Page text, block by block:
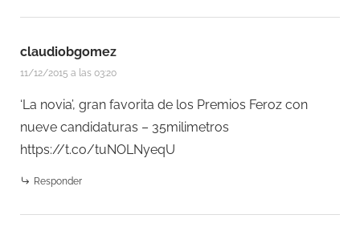
claudiobgomez
11/12/2015 a las 03:20
‘La novia’, gran favorita de los Premios Feroz con
nueve candidaturas – 35milimetros
https://t.co/tuNOLNyeqU
Responder